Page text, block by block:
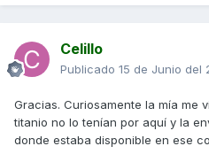
Celillo
Publicado 15 de Junio del
Gracias. Curiosamente la mía me
titanio no lo tenían por aquí y la
donde estaba disponible en ese